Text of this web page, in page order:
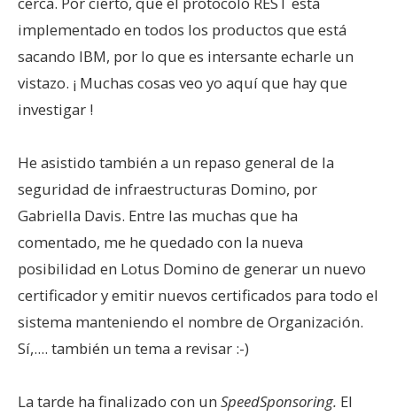
implementado en todos los productos que está
sacando IBM, por lo que es intersante echarle un
vistazo. ¡ Muchas cosas veo yo aquí que hay que
investigar !
He asistido también a un repaso general de la
seguridad de infraestructuras Domino, por
Gabriella Davis. Entre las muchas que ha
comentado, me he quedado con la nueva
posibilidad en Lotus Domino de generar un nuevo
certificador y emitir nuevos certificados para todo el
sistema manteniendo el nombre de Organización.
Sí,.... también un tema a revisar :-)
La tarde ha finalizado con un SpeedSponsoring. El